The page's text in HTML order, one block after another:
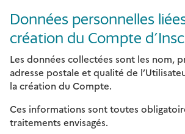
Données personnelles
création du Compte
Les données collectées sont les nom,
adresse postale et qualité de
la création du Compte.
Ces informations sont toutes
traitements envisagés.